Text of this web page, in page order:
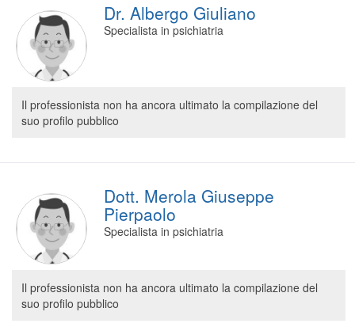
Dr. Albergo Giuliano
Specialista in psichiatria
Il professionista non ha ancora ultimato la compilazione del
suo profilo pubblico
Dott. Merola Giuseppe
Pierpaolo
Specialista in psichiatria
Il professionista non ha ancora ultimato la compilazione del
suo profilo pubblico